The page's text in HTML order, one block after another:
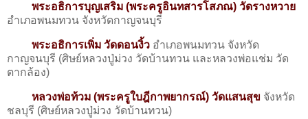
พระอธิการบุญเสริม (พระครูอินทสารโสภณ) วัดรางหวาย
อำเภอพนมทวน จังหวัดกาญจนบุรี
พระอธิการเพิ่ม วัดดอนงิ้ว อำเภอพนมทวน จังหวัด
กาญจนบุรี (ศิษย์หลวงปู่ม่วง วัดบ้านทวน และหลวงพ่อแช่ม วัด
ตากล้อง)
หลวงพ่อท้วม (พระครูใบฎีกาพยากรณ์) วัดแสนสุข จังหวัด
ชลบุรี (ศิษย์หลวงปู่ม่วง วัดบ้านทวน)